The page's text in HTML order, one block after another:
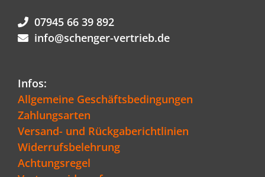
07945 66 39 892
info@schenger-vertrieb.de
Infos:
Allgemeine Geschäftsbedingungen
Zahlungsarten
Versand- und Rückgaberichtlinien
Widerrufsbelehrung
Achtungsregel